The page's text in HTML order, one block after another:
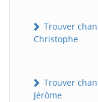
Trouver
Christophe
Trouver
Jérôme